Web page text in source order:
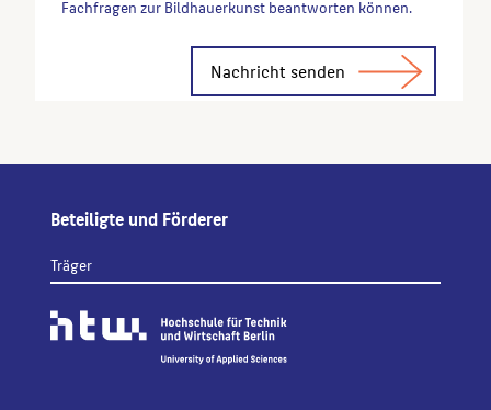
Fachfragen zur Bildhauerkunst beantworten können.
Beteiligte und Förderer
Träger